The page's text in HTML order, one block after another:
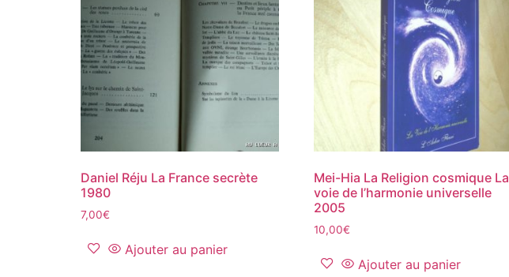
Daniel Réju La France secrète
1980
7,00€
Ajouter au panier
Mei-Hia La Religion cosmique La
voie de l’harmonie universelle
2005
10,00€
Ajouter au panier